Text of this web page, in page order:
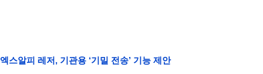
엑스알피 레저, 기관용 ‘기밀 전송’ 기능 제안